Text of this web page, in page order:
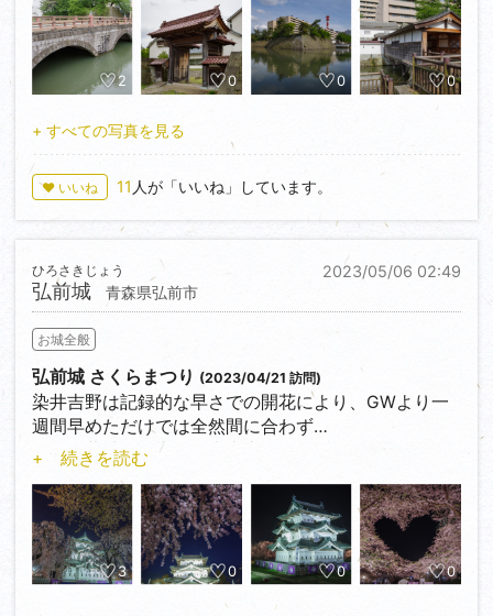
配となる。
少し北へ抜けると強度歴史博物館の北側に舎人門の遺
構と復元された門があり、廊下橋とともに見どころの
一つ。
あるものの、夜間ライトアップされているのは廊下橋
と石垣の一部のみ。
2 0 0 0
+ すべての写真を見る
♥ いいね 11 人が「いいね」しています。
2023/05/06 02:49
弘前城
ひろさきじょう
青森県弘前市
お城全般
弘前城 さくらまつり (2023/04/21 訪問)
染井吉野は記録的な早さでの開花により、GWより一
週間早めただけでは全然間に合わず…
しかも黄砂の影響か、岩木山も見えず…
ただ、その分、今年は市内の行きたかった店は一通り
回ることができた。
+ 続きを読む
3 0 0 0